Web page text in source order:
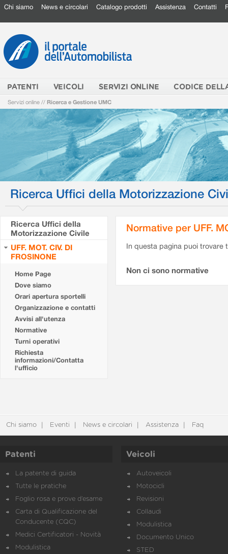
Chi siamo News e circolari Catalogo prodotti Assistenza Contatti
PATENTI VEICOLI SERVIZI ONLINE CODICE
Servizi online // Ricerca e Gestione UMC
Ricerca Uffici della Motorizzazione
Ricerca Uffici della
Motorizzazione Civile
UFF. MOT. CIV. DI
FROSINONE
Home Page
Dove siamo
Orari apertura sportelli
Organizzazione e contatti
Avvisi all'utenza
Normative
Turni operativi
Richiesta
informazioni/Contatta
l'ufficio
Normative per UFF.
In questa pagina puoi
Non ci sono normative
Chi siamo Eventi News e circolari Assistenza Faq
Patenti
La patente di guida
Tutte le pratiche
Foglio rosa e prove d’esame
Carta di Qualificazione del
Conducente (CQC)
Medici Certificatori - Novità
Modulistica
Veicoli
Autoveicoli
Motocicli
Revisioni
Collaudi
Modulistica
Documento Unico
STED